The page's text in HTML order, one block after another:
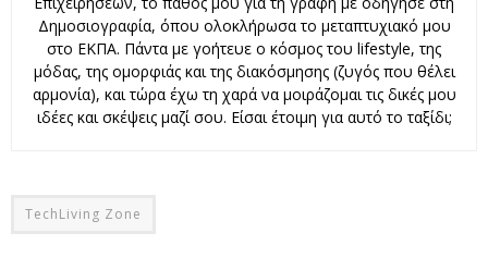
Δημοσιογραφία, όπου ολοκλήρωσα το μεταπτυχιακό μου
στο ΕΚΠΑ. Πάντα με γοήτευε ο κόσμος του lifestyle, της
μόδας, της ομορφιάς και της διακόσμησης (ζυγός που θέλει
αρμονία), και τώρα έχω τη χαρά να μοιράζομαι τις δικές μου
ιδέες και σκέψεις μαζί σου. Είσαι έτοιμη για αυτό το ταξίδι;
TechLiving Zone